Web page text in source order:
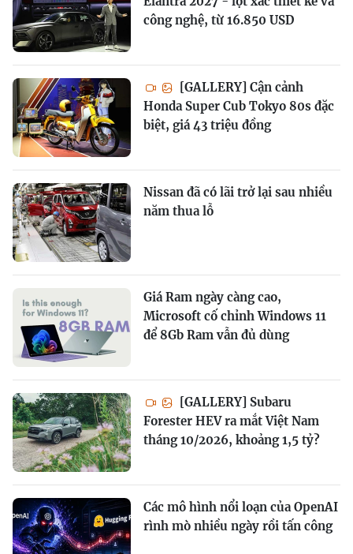
công nghệ, từ 16.850 USD
[GALLERY] Cận cảnh
Honda Super Cub Tokyo 80s đặc
biệt, giá 43 triệu đồng
Nissan đã có lãi trở lại sau nhiều
năm thua lỗ
Giá Ram ngày càng cao,
Microsoft cố chỉnh Windows 11
để 8Gb Ram vẫn đủ dùng
[GALLERY] Subaru
Forester HEV ra mắt Việt Nam
tháng 10/2026, khoảng 1,5 tỷ?
Các mô hình nổi loạn của OpenAI
rình mò nhiều ngày rồi tấn công